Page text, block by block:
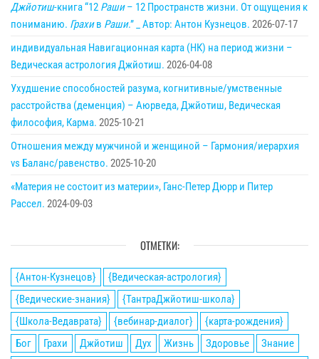
Джйотиш-книга “12 Раши– 12 Пространств жизни. От ощущения к
пониманию. Грахив Раши.” _ Автор: Антон Кузнецов. 2026-07-17
индивидуальная Навигационная карта (НК) на период жизни –
Ведическая астрология Джйотиш. 2026-04-08
Ухудшение способностей разума, когнитивные/умственные
расстройства (деменция) – Аюрведа, Джйотиш, Ведическая
философия, Карма. 2025-10-21
Отношения между мужчиной и женщиной – Гармония/иерархия
vs Баланс/равенство. 2025-10-20
«Материя не состоит из материи», Ганс-Петер Дюрр и Питер
Рассел. 2024-09-03
ОТМЕТКИ:
{Антон-Кузнецов}
{Ведическая-астрология}
{Ведические-знания}
{ТантраДжйотиш-школа}
{Школа-Ведаврата}
{вебинар-диалог}
{карта-рождения}
Бог
Грахи Джйотиш Дух Жизнь Здоровье
Знание